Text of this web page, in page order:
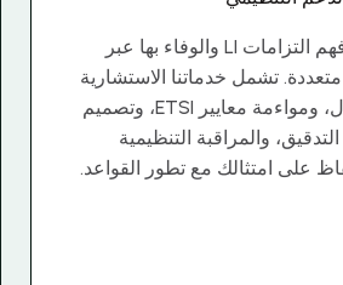
نساعدك على فهم التزامات LI والوفاء بها عبر
تشمل خدماتنا الاستشارية
تقييمات الامتثال، ومواءمة معايير ETSI، وتصميم
والمراقبة التنظيمية
على امتثالك مع تطور القواعد.